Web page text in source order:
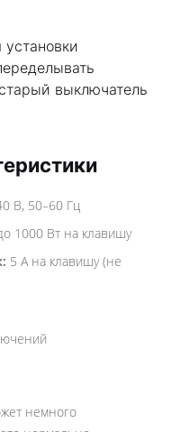
установки
выключатель
В, 50–60 Гц
1000 Вт на клавишу
5 А на клавишу (не
немного